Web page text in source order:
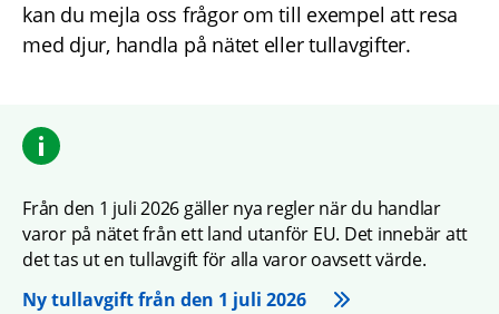
kan du mejla oss frågor om till exempel att resa
med djur, handla på nätet eller tullavgifter.
Från den 1 juli 2026 gäller nya regler när du handlar
varor på nätet från ett land utanför EU. Det innebär att
det tas ut en tullavgift för alla varor oavsett värde.
Ny tullavgift från den 1 juli 2026